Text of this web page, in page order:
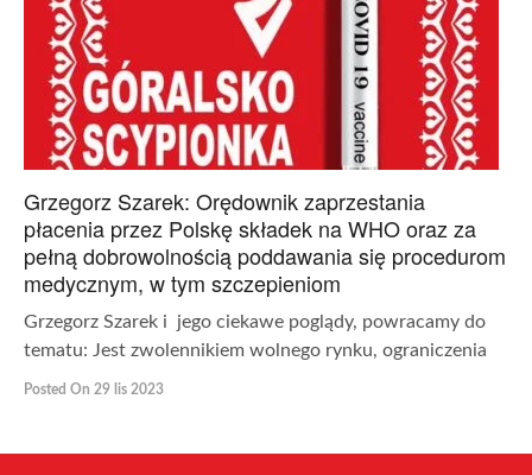
Grzegorz Szarek: Orędownik zaprzestania
płacenia przez Polskę składek na WHO oraz za
pełną dobrowolnością poddawania się procedurom
medycznym, w tym szczepieniom
Grzegorz Szarek i jego ciekawe poglądy, powracamy do
tematu: Jest zwolennikiem wolnego rynku, ograniczenia
Posted On 29 lis 2023